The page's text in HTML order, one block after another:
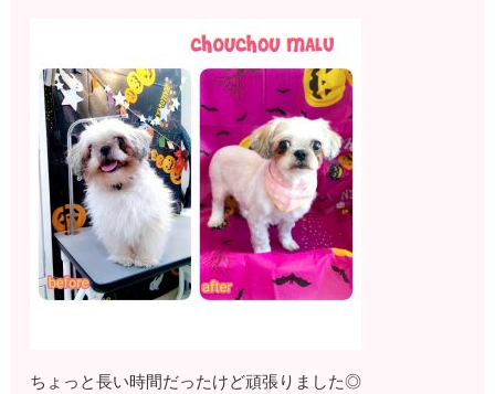
ちょっと長い時間だったけど頑張りました◎